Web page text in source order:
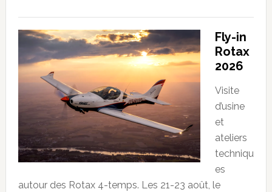
Fly-in
Rotax
2026
Visite
d’usine
et
ateliers
techniqu
es
autour des Rotax 4-temps. Les 21-23 août, le